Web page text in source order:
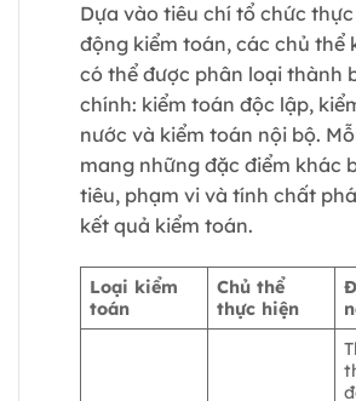
Dựa vào tiêu chí tổ chức
động kiểm toán, các chủ thể
có thể được phân loại thành
chính: kiểm toán độc lập,
nước và kiểm toán nội bộ.
mang những đặc điểm khác
tiêu, phạm vi và tính chất
kết quả kiểm toán.
Loại kiểm
toán
Chủ thể
thực hiện